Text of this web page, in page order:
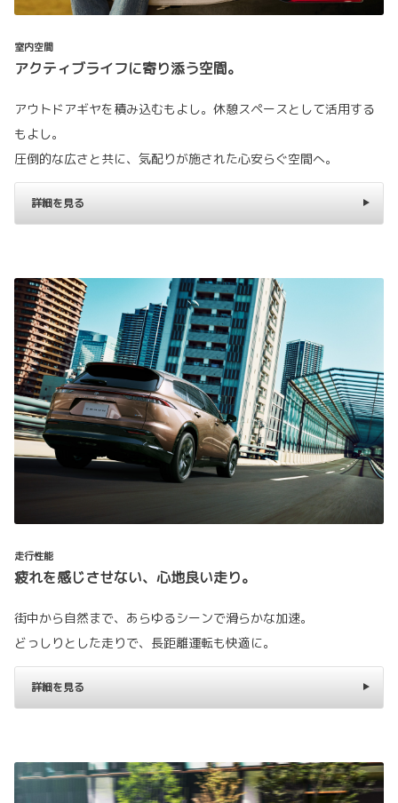
室内空間
アクティブライフに寄り添う空間。
アウトドアギヤを積み込むもよし。休憩スペースとして活用する
もよし。
圧倒的な広さと共に、気配りが施された心安らぐ空間へ。
詳細を見る
走行性能
疲れを感じさせない、心地良い走り。
街中から自然まで、あらゆるシーンで滑らかな加速。
どっしりとした走りで、長距離運転も快適に。
詳細を見る